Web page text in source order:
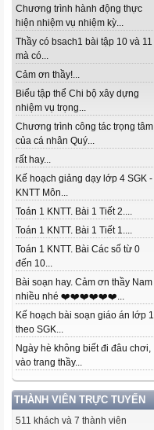
Chương trình hành động thực
hiện nhiệm vụ nhiệm kỳ...
Thầy có bsach1 bài tập 10 và 11
mà có...
Cảm ơn thầy!...
Biểu tập thể Chi bộ xây dựng
nhiệm vụ trọng...
Chương trình công tác trọng tâm
của cá nhân Quý...
rất hay...
Kế hoạch giảng dạy lớp 4 SGK -
KNTT Môn...
Toán 1 KNTT. Bài 1 Tiết 2....
Toán 1 KNTT. Bài 1 Tiết 1....
Toán 1 KNTT. Bài Các số từ 0
đến 10...
Bài soạn hay. Cảm ơn thầy Nam
nhiều nhé ❤️❤️❤️❤️❤️❤️...
Kế hoạch bài soạn giáo án lớp 1
theo SGK...
Ngày hè không biết đi đâu chơi,
vào trang thầy...
THÀNH VIÊN TRỰC TUYẾN
511 khách và 7 thành viên